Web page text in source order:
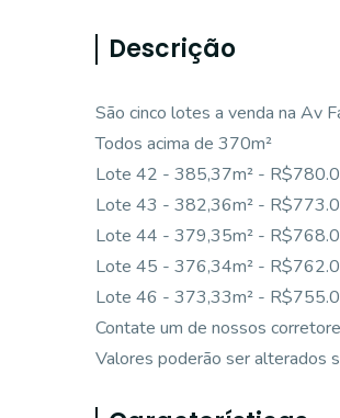
Descrição
São cinco lotes a venda na Av
Todos acima de 370m²
Lote 42 - 385,37m² -
Lote 43 - 382,36m² -
Lote 44 - 379,35m² -
Lote 45 - 376,34m² -
Lote 46 - 373,33m² -
Contate um de nossos
Valores poderão ser alterados